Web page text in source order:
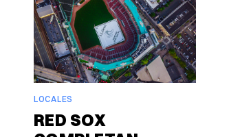
LOCALES
RED SOX